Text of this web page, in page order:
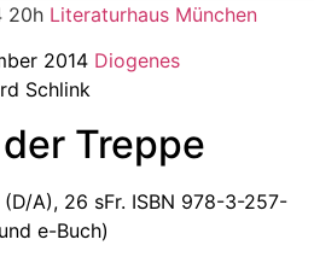
20h Literaturhaus München
2014 Diogenes
Schlink
Treppe
A), 26 sFr. ISBN 978-3-257-
e-Buch)